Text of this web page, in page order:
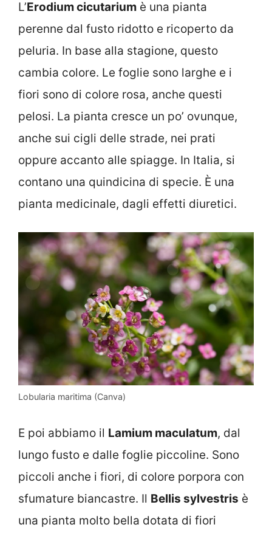
L’Erodium cicutarium è una pianta
perenne dal fusto ridotto e ricoperto da
peluria. In base alla stagione, questo
cambia colore. Le foglie sono larghe e i
fiori sono di colore rosa, anche questi
pelosi. La pianta cresce un po’ ovunque,
anche sui cigli delle strade, nei prati
oppure accanto alle spiagge. In Italia, si
contano una quindicina di specie. È una
pianta medicinale, dagli effetti diuretici.
Lobularia maritima (Canva)
E poi abbiamo il Lamium maculatum, dal
lungo fusto e dalle foglie piccoline. Sono
piccoli anche i fiori, di colore porpora con
sfumature biancastre. Il Bellis sylvestris è
una pianta molto bella dotata di fiori